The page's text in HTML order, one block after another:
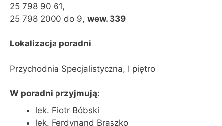
25 798 90 61,
25 798 2000 do 9, wew. 339
Lokalizacja poradni
Przychodnia Specjalistyczna, I piętro
W poradni przyjmują:
lek. Piotr Bóbski
lek. Ferdynand Braszko